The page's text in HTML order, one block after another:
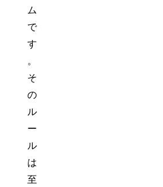
ム
で
す
。
そ
の
ル
ー
ル
は
至